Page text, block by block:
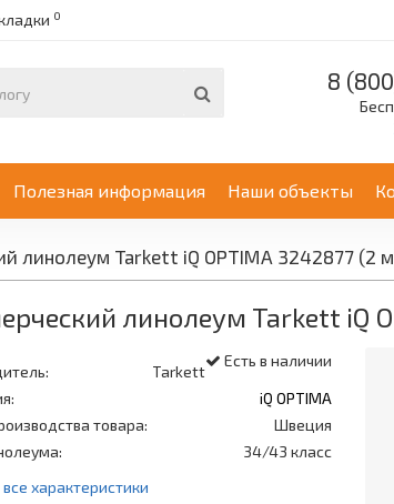
0
8
Полезная информация Наши объекты
линолеум Tarkett iQ OPTIMA 3242877 (2
линолеум Tarkett iQ
Есть в наличии
Tarkett
iQ OPTIMA
товара:
Швеция
34/43 класс
характеристики